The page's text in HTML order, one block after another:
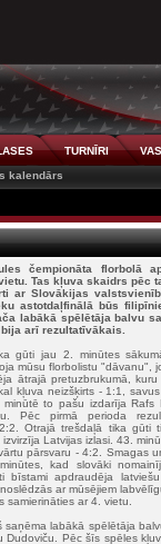
TURNĪRI
kalendārs
čempionāta florbolā
Tas kļuva skaidrs pēc
ar Slovākijas
astotdaļfinālā būs
labākā spēlētāja balvu
arī rezultatīvākais.
gūti jau 2. minūtes
mūsu florbolistu "dāvanu",
ātrajā pretuzbrukumā,
kļuva neizšķirts - 1:1,
minūtē to pašu izdarīja Rafs
Pēc pirmā perioda
Otrajā trešdaļā tika gūti
Latvijas izlasi. 43.
pārsvaru - 4:2. Smagas
kad slovāki
bīstami apdraudēja
ar mūsējiem
ar 4. vietu.
labākā spēlētāja
Pēc šīs spēles